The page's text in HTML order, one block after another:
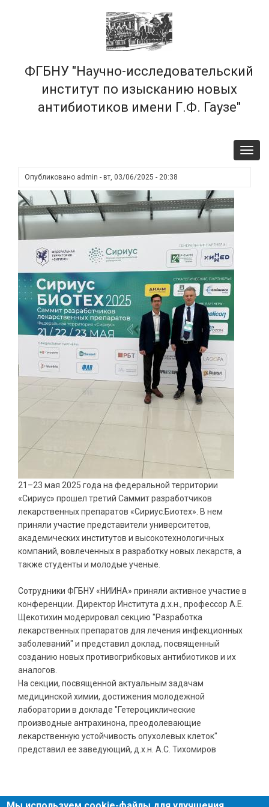
ФГБНУ "Научно-исследовательский
институт по изысканию новых
антибиотиков имени Г.Ф. Гаузе"
Опубликовано admin - вт, 03/06/2025 - 20:38
21–23 мая 2025 года на федеральной территории
«Сириус» прошел третий Саммит разработчиков
лекарственных препаратов «Сириус.Биотех». В нем
приняли участие представители университетов,
академических институтов и высокотехнологичных
компаний, вовлеченных в разработку новых лекарств, а
также студенты и молодые ученые.
Сотрудники ФГБНУ «НИИНА» приняли активное участие в
конференции. Директор Института д.х.н., профессор А.Е.
Щекотихин модерировал секцию "Разработка
лекарственных препаратов для лечения инфекционных
заболеваний" и представил доклад, посвященный
созданию новых противогрибковых антибиотиков и их
аналогов.
На секции, посвященной актуальным задачам
медицинской химии, достижения молодежной
лаборатории в докладе "Гетероциклические
производные антрахинона, преодолевающие
лекарственную устойчивость опухолевых клеток"
представил ее заведующий, д.х.н. А.С. Тихомиров
×